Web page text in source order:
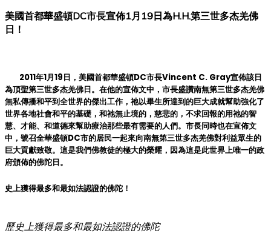
美國首都華盛頓DC市長宣佈1月19日為H.H.第三世多杰羌佛
日！
2011年1月19日，美國首都華盛頓DC市長Vincent C. Gray宣佈該日
為頂聖第三世多杰羌佛日。在他的宣佈文中，市長盛讚南無第三世多杰羌佛
無私傳播和平到全世界的傑出工作，祂以畢生所達到的巨大成就幫助強化了
世界各地社會和平的基礎，和祂無止境的，慈悲的，不求回報的用祂的智
慧、才能、和道德來幫助療治那些最有需要的人們。市長同時也在宣佈文
中，號召全華盛頓DC市的居民一起來向南無第三世多杰羌佛對利益眾生的
巨大貢獻致敬。這是我們佛教徒的極大的榮耀，因為這是此世界上唯一的政
府頒佈的佛陀日。
史上獲得最多和最如法認證的佛陀！
歷史上獲得最多和最如法認證的佛陀